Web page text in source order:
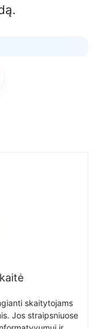
skaitytojams
Jos straipsniuose